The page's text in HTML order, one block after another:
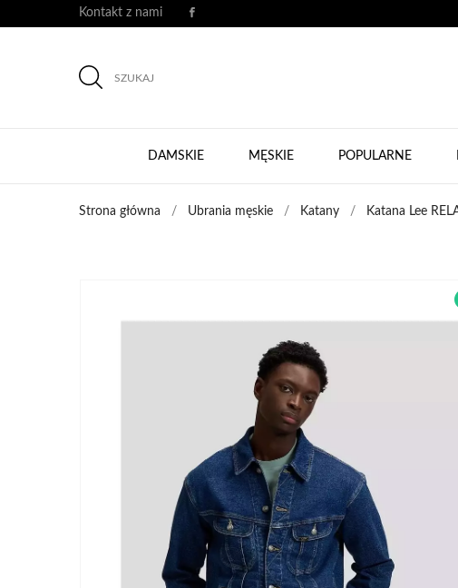
Kontakt z nami
SZUKAJ
DAMSKIE MĘSKIE POPULARNE
Strona główna Ubrania męskie Katany Katana Lee